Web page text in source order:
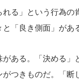
る」という行為の
「良き側面」があ
ある。「決める」
つきものだ。「断